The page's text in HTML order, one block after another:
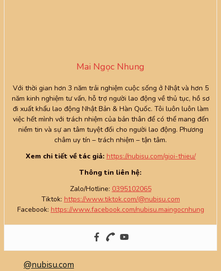
Mai Ngọc Nhung
Với thời gian hơn 3 năm trải nghiệm cuộc sống ở Nhật và hơn 5
năm kinh nghiệm tư vấn, hỗ trợ người lao động về thủ tục, hồ sơ
đi xuất khẩu lao động Nhật Bản & Hàn Quốc. Tôi luôn luôn làm
việc hết mình với trách nhiệm của bản thân để có thể mang đến
niềm tin và sự an tâm tuyệt đối cho người lao động. Phương
châm uy tín – trách nhiệm – tận tâm.
Xem chi tiết về tác giả: https://nubisu.com/gioi-thieu/
Thông tin liên hệ:
Zalo/Hotline: 0395102065
Tiktok: https://www.tiktok.com/@nubisu.com
Facebook: https://www.facebook.com/nubisu.maingocnhung
@nubisu.com